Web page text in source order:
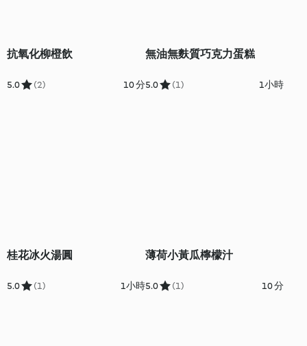
抗氧化柳橙飲
5.0 (2) 10 分
無油無麩質巧克力蛋糕
5.0 (1) 1小時
桂花冰火湯圓
5.0 (1) 1小時
薄荷小黃瓜檸檬汁
5.0 (1) 10 分